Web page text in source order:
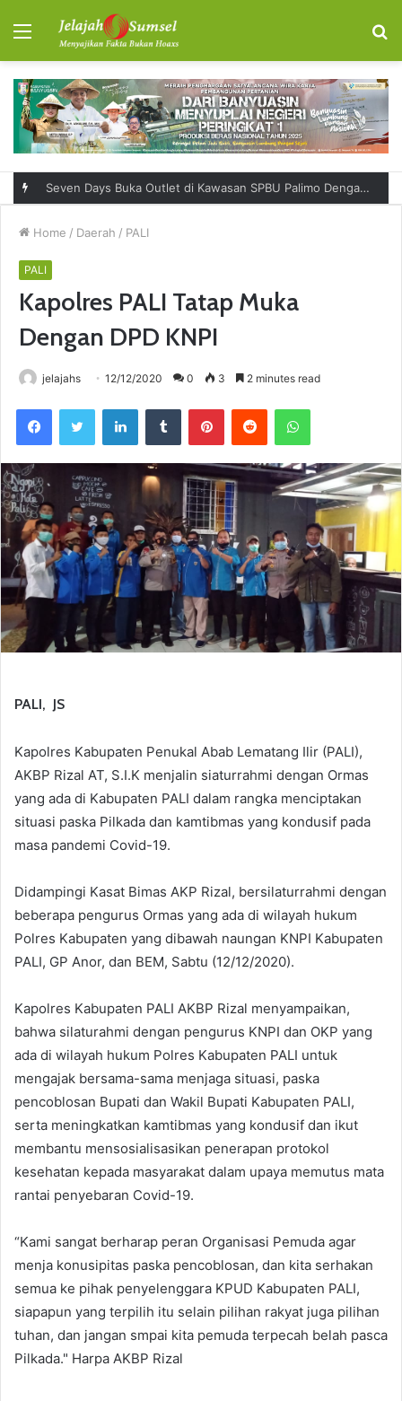
Menu
Seven Days Buka Outlet di Kawasan SPBU Palimo Dengan Konsep One Stop Hangout Destination
Home / Daerah / PALI
PALI
Kapolres PALI Tatap Muka
Dengan DPD KNPI
jelajahs 12/12/2020 0 3 2 minutes read
PALI, JS
Kapolres Kabupaten Penukal Abab Lematang Ilir (PALI),
AKBP Rizal AT, S.I.K menjalin siaturrahmi dengan Ormas
yang ada di Kabupaten PALI dalam rangka menciptakan
situasi paska Pilkada dan kamtibmas yang kondusif pada
masa pandemi Covid-19.
Didampingi Kasat Bimas AKP Rizal, bersilaturrahmi dengan
beberapa pengurus Ormas yang ada di wilayah hukum
Polres Kabupaten yang dibawah naungan KNPI Kabupaten
PALI, GP Anor, dan BEM, Sabtu (12/12/2020).
Kapolres Kabupaten PALI AKBP Rizal menyampaikan,
bahwa silaturahmi dengan pengurus KNPI dan OKP yang
ada di wilayah hukum Polres Kabupaten PALI untuk
mengajak bersama-sama menjaga situasi, paska
pencoblosan Bupati dan Wakil Bupati Kabupaten PALI,
serta meningkatkan kamtibmas yang kondusif dan ikut
membantu mensosialisasikan penerapan protokol
kesehatan kepada masyarakat dalam upaya memutus mata
rantai penyebaran Covid-19.
“Kami sangat berharap peran Organisasi Pemuda agar
menja konusipitas paska pencoblosan, dan kita serhakan
semua ke pihak penyelenggara KPUD Kabupaten PALI,
siapapun yang terpilih itu selain pilihan rakyat juga pilihan
tuhan, dan jangan smpai kita pemuda terpecah belah pasca
Pilkada." Harpa AKBP Rizal